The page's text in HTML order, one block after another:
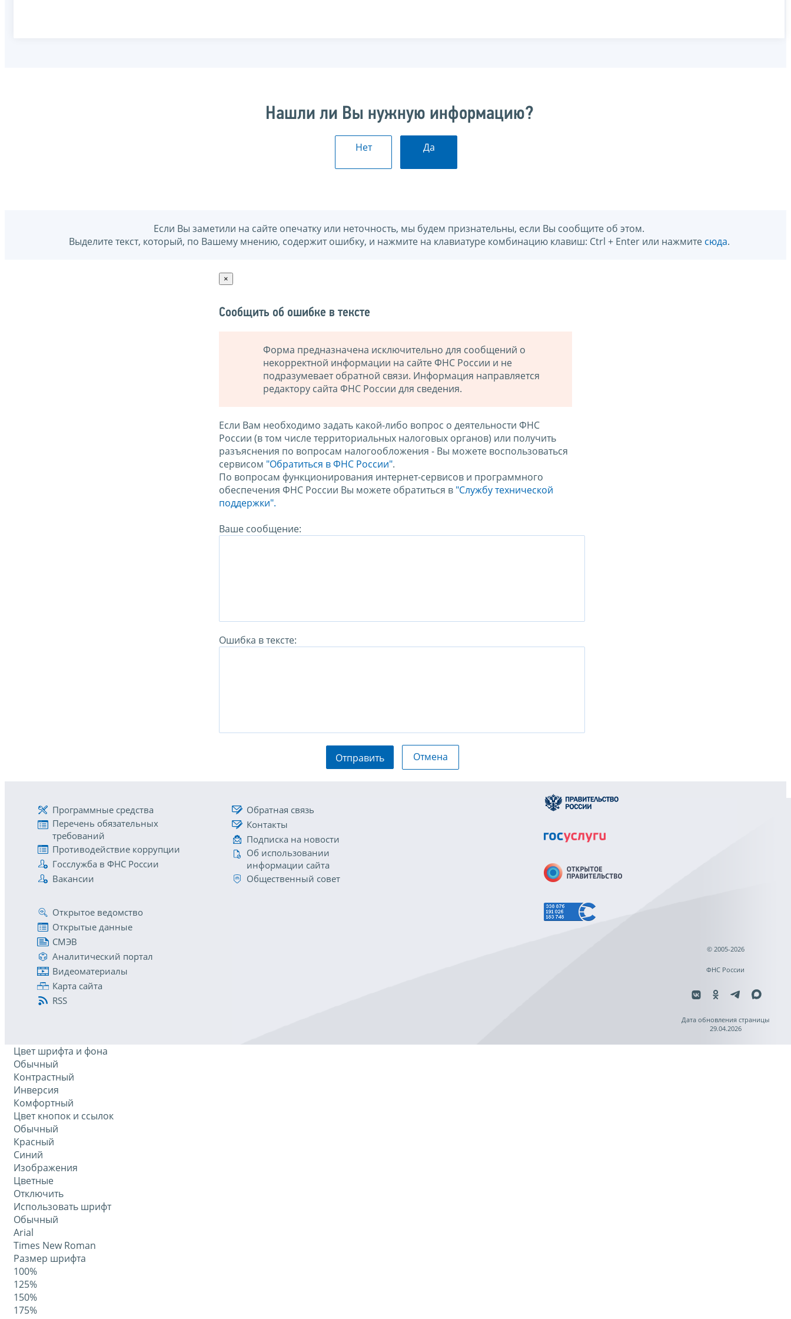
Нашли ли Вы нужную информацию?
Нет Да
Если Вы заметили на сайте опечатку или неточность, мы будем признательны, если Вы сообщите об этом.
Выделите текст, который, по Вашему мнению, содержит ошибку, и нажмите на клавиатуре комбинацию клавиш: Ctrl + Enter или нажмите сюда.
×
Сообщить об ошибке в тексте
Форма предназначена исключительно для сообщений о
некорректной информации на сайте ФНС России и не
подразумевает обратной связи. Информация направляется
редактору сайта ФНС России для сведения.
Если Вам необходимо задать какой-либо вопрос о деятельности ФНС
России (в том числе территориальных налоговых органов) или получить
разъяснения по вопросам налогообложения - Вы можете воспользоваться
сервисом "Обратиться в ФНС России".
По вопросам функционирования интернет-сервисов и программного
обеспечения ФНС России Вы можете обратиться в "Службу технической
поддержки".
Ваше сообщение:
Ошибка в тексте:
Отправить Отмена
Программные средства
Перечень обязательных
требований
Противодействие коррупции
Госслужба в ФНС России
Вакансии
Обратная связь
Контакты
Подписка на новости
Об использовании
информации сайта
Общественный совет
Открытое ведомство
Открытые данные
СМЭВ
Аналитический портал
Видеоматериалы
Карта сайта
RSS
© 2005-2026
ФНС России
Дата обновления страницы
29.04.2026
Цвет шрифта и фона
Обычный
Контрастный
Инверсия
Комфортный
Цвет кнопок и ссылок
Обычный
Красный
Синий
Изображения
Цветные
Отключить
Использовать шрифт
Обычный
Arial
Times New Roman
Размер шрифта
100%
125%
150%
175%